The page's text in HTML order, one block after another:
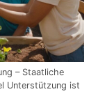
– Staatliche
Unterstützung ist